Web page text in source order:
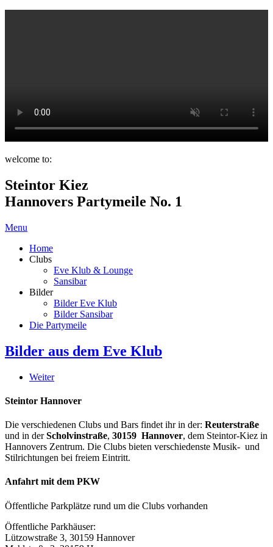
welcome to:
Steintor Kiez
Hannovers Partymeile No. 1
Menu
Home
Clubs
Eve Klub & Lounge
Sansibar
Bilder
Bilder Eve Klub
Bilder Sansibar
Die Partymeile
Bilder aus dem Eve Klub
Weiter
Steintor Hannover
Die verschiedenen Clubs und Bars findet ihr in der: Reuterstraße
und in derScholvinstraße, 30159 Hannover, dem Steintor-Kiez in
Hannovers Zentrum. Die Clubs bieten verschiedenste Musik- und
Stilrichtungen bei freiem Eintritt.
Anfahrt mit dem PKW
Öffentliche Parkplätze rund um die Clubs vorhanden
Öffentliche Parkhäuser:
Lützowstraße 3, 30159 Hannover